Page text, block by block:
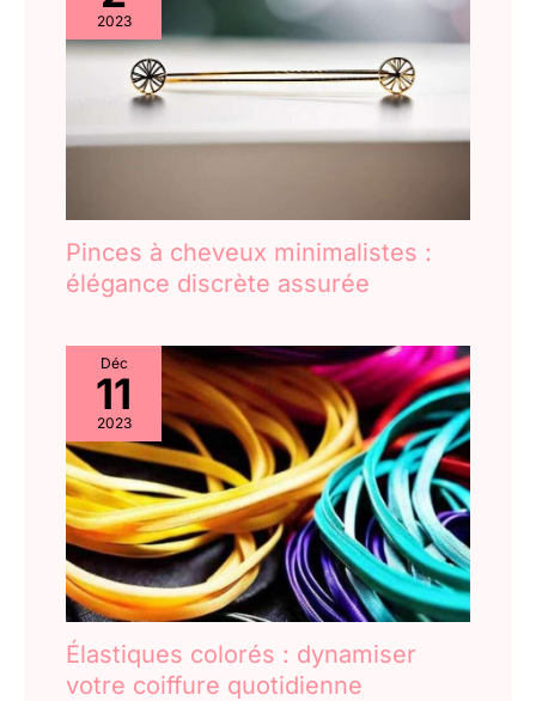
c'est un bon cadeau
pour les filles, les
amies, les amoureux,
la famille.
2023
Pinces à cheveux minimalistes :
élégance discrète assurée
Déc
11
2023
Élastiques colorés : dynamiser
votre coiffure quotidienne